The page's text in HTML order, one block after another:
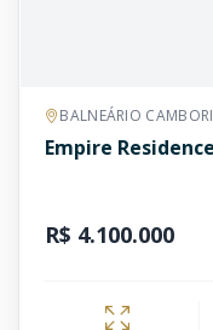
BALNEÁRIO
Empire Residence
R$ 4.100.000